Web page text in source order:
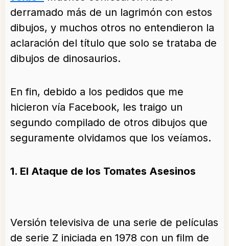
derramado más de un lagrimón con estos
dibujos, y muchos otros no entendieron la
aclaración del título que solo se trataba de
dibujos de dinosaurios.
En fin, debido a los pedidos que me
hicieron vía Facebook, les traigo un
segundo compilado de otros dibujos que
seguramente olvidamos que los veíamos.
1. El Ataque de los Tomates Asesinos
Versión televisiva de una serie de películas
de serie Z iniciada en 1978 con un film de